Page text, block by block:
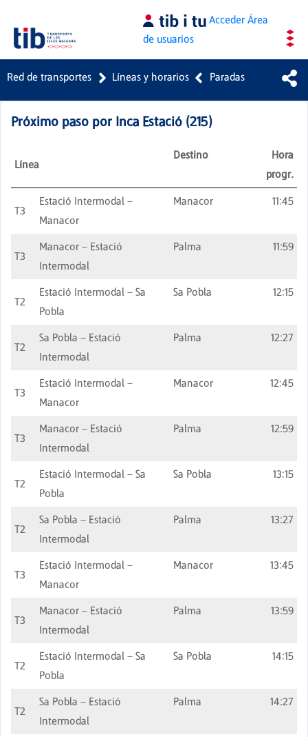
Saltar al contenido principal AccederÁrea
de usuarios
Red de transportes Líneas y horarios Paradas
Próximo paso por Inca Estació (215)
Línea
Destino
Hora
progr.
T3
Estació Intermodal –
Manacor
Manacor 11:45
T3
Manacor – Estació
Intermodal
Palma 11:59
T2
Estació Intermodal – Sa
Pobla
Sa Pobla 12:15
T2
Sa Pobla – Estació
Intermodal
Palma 12:27
T3
Estació Intermodal –
Manacor
Manacor 12:45
T3
Manacor – Estació
Intermodal
Palma 12:59
T2
Estació Intermodal – Sa
Pobla
Sa Pobla 13:15
T2
Sa Pobla – Estació
Intermodal
Palma 13:27
T3
Estació Intermodal –
Manacor
Manacor 13:45
T3
Manacor – Estació
Intermodal
Palma 13:59
T2
Estació Intermodal – Sa
Pobla
Sa Pobla 14:15
T2
Sa Pobla – Estació
Intermodal
Palma 14:27